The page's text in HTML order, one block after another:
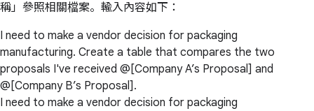
稱」參照相關檔案。輸入內容如下：
I need to make a vendor decision for packaging
manufacturing. Create a table that compares the two
proposals I've received @[Company A’s Proposal] and
@[Company B’s Proposal].
I need to make a vendor decision for packaging